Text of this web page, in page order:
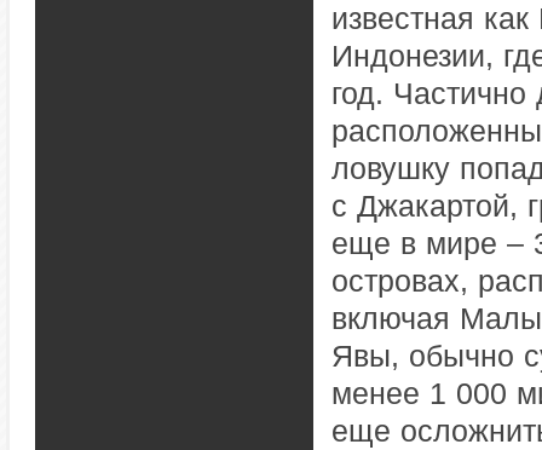
известная
Индонезии,
год. Частично
ловушку
с Джакартой,
еще в мире –
островах,
включая
Явы, обычно
менее 1 000
еще